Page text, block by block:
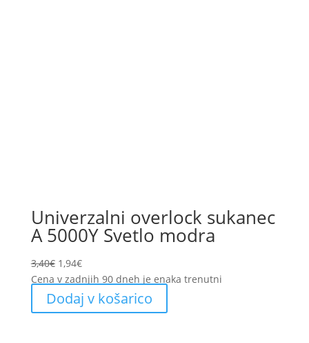
Univerzalni overlock sukanec
A 5000Y Svetlo modra
3,40€ Original
price
was:
3,40€.
1,94€Current
price
is:
1,94€.
Cena v zadnjih 90 dneh je enaka trenutni
Dodaj v košarico